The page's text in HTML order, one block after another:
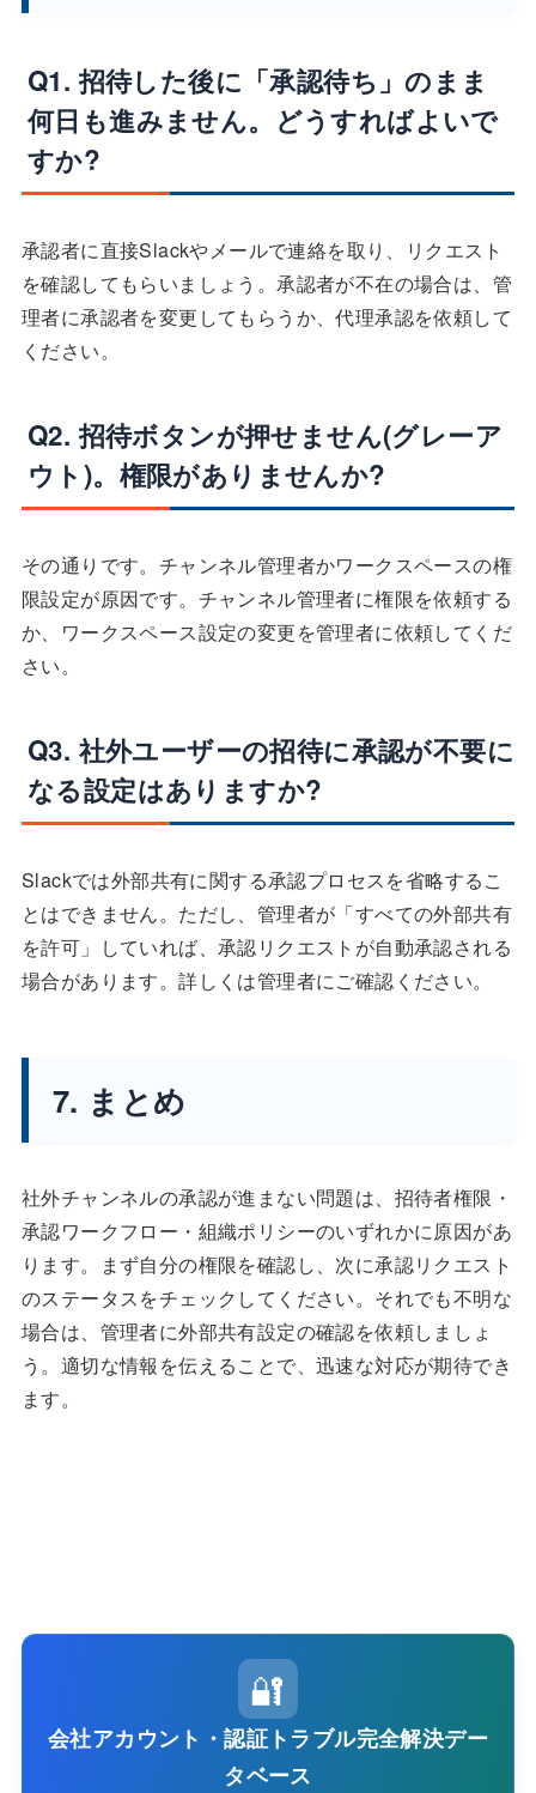
Q1. 招待した後に「承認待ち」のまま
何日も進みません。どうすればよいで
すか?
承認者に直接Slackやメールで連絡を取り、リクエスト
を確認してもらいましょう。承認者が不在の場合は、管
理者に承認者を変更してもらうか、代理承認を依頼して
ください。
Q2. 招待ボタンが押せません(グレーア
ウト)。権限がありませんか?
その通りです。チャンネル管理者かワークスペースの権
限設定が原因です。チャンネル管理者に権限を依頼する
か、ワークスペース設定の変更を管理者に依頼してくだ
さい。
Q3. 社外ユーザーの招待に承認が不要に
なる設定はありますか?
Slackでは外部共有に関する承認プロセスを省略するこ
とはできません。ただし、管理者が「すべての外部共有
を許可」していれば、承認リクエストが自動承認される
場合があります。詳しくは管理者にご確認ください。
7. まとめ
社外チャンネルの承認が進まない問題は、招待者権限・
承認ワークフロー・組織ポリシーのいずれかに原因があ
ります。まず自分の権限を確認し、次に承認リクエスト
のステータスをチェックしてください。それでも不明な
場合は、管理者に外部共有設定の確認を依頼しましょ
う。適切な情報を伝えることで、迅速な対応が期待でき
ます。
🔐
会社アカウント・認証トラブル完全解決デー
タベース